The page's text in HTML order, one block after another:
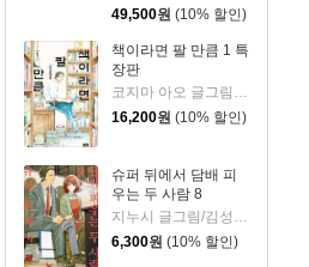
49,500원 (10% 할인)
책이라면 팔 만큼 1 특
장판
코지마 아오 글그림/장혜영 역
16,200원 (10% 할인)
슈퍼 뒤에서 담배 피
우는 두 사람 8
지누시 글그림/김성래 역
6,300원 (10% 할인)